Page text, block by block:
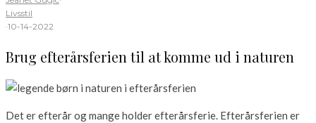
Livsstil
·10-14-2022
Brug efterårsferien til at komme ud i naturen
Det er efterår og mange holder efterårsferie. Efterårsferien er